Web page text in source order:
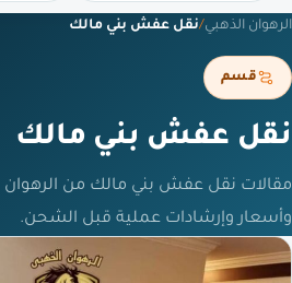
الرهوان الذهبي/نقل عفش بني مالك
قسم
نقل عفش بني مالك
مقالات نقل عفش بني مالك من الرهوان
وأسعار وإرشادات عملية قبل الشحن.